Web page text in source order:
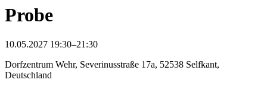
Probe
10.05.2027 19:30–21:30
Dorfzentrum Wehr, Severinusstraße 17a, 52538 Selfkant,
Deutschland